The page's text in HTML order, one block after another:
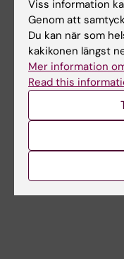
Yes
No
Lina Collsiöö
Sidan uppdaterad:
Viss information
Genom att
Du kan när som
kakikonen längst
Mer information
Read this